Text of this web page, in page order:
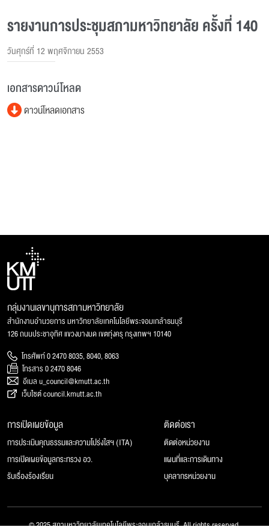
รายงานการประชุมสภามหาวิทยาลัย ครั้งที่ 140
วันศุกร์ที่ 12 พฤศจิกายน 2553
เอกสารดาวน์โหลด
ดาวน์โหลดเอกสาร
กลุ่มงานเลขานุการสภามหาวิทยาลัย
สำนักงานอำนวยการ มหาวิทยาลัยเทคโนโลยีพระจอมเกล้าธนบุรี
126 ถนนประชาอุทิศ แขวงบางมด เขตทุ่งครุ กรุงเทพฯ 10140
โทรศัพท์ 0 2470 8035, 8040, 8063
โทรสาร 0 2470 8046
อีเมล u_council@kmutt.ac.th
เว็บไซต์ council.kmutt.ac.th
การเปิดเผยข้อมูล
การประเมินคุณธรรมและความโปร่งใสฯ (ITA)
การเปิดเผยข้อมูลกระทรวง อว.
รับเรื่องร้องเรียน
ติดต่อเรา
ติดต่อหน่วยงาน
แผนที่และการเดินทาง
บุคลากรหน่วยงาน